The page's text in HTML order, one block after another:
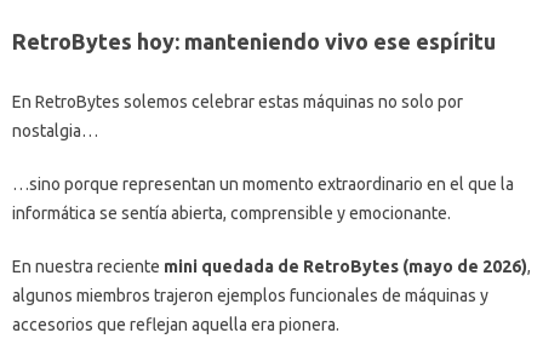
RetroBytes hoy: manteniendo vivo ese espíritu
En RetroBytes solemos celebrar estas máquinas no solo por
nostalgia…
…sino porque representan un momento extraordinario en el que la
informática se sentía abierta, comprensible y emocionante.
En nuestra reciente mini quedada de RetroBytes (mayo de 2026),
algunos miembros trajeron ejemplos funcionales de máquinas y
accesorios que reflejan aquella era pionera.